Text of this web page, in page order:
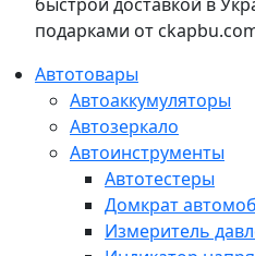
подарками от
Автотовары
Автоаккумуляторы
Автозеркало
Автоинструменты
Автотестеры
Домкрат
Измеритель